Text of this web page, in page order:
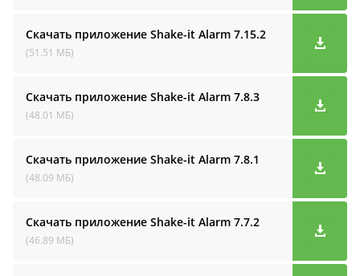
Скачать приложение Shake-it Alarm 7.15.2
(51.51 МБ)
Скачать приложение Shake-it Alarm 7.8.3
(48.01 МБ)
Скачать приложение Shake-it Alarm 7.8.1
(48.09 МБ)
Скачать приложение Shake-it Alarm 7.7.2
(46.89 МБ)